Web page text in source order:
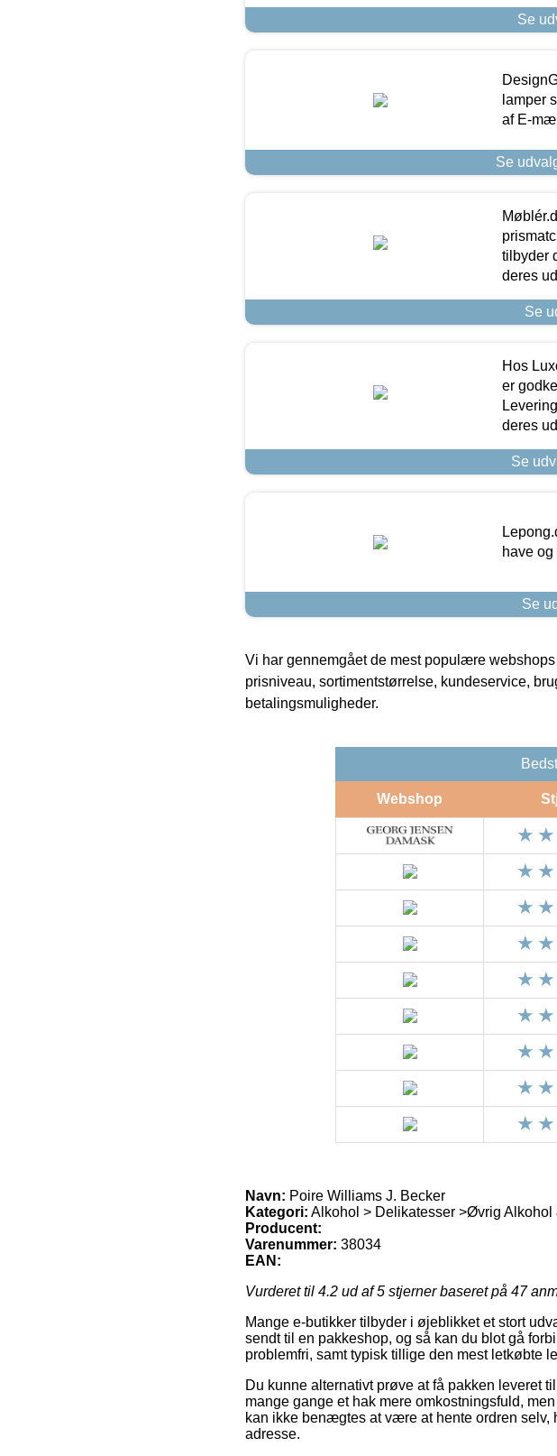
Se
lamper
af E-
Se
tilbyder
deres
Se
Hos
er
deres
Se
have
Se
Vi har gennemgået de mest populære
prisniveau, sortimentstørrelse, kundeservice,
betalingsmuligheder.
Webshop
Navn: Poire Williams J. Becker
Kategori: Alkohol > Delikatesser >Øvrig Alkohol
Producent:
Varenummer: 38034
EAN:
Vurderet til 4.2 ud af 5 stjerner baseret på 47
Mange e-butikker tilbyder i øjeblikket et stort
sendt til en pakkeshop, og så kan du blot gå
problemfri, samt typisk tillige den mest letkøbte
Du kunne alternativt prøve at få pakken leveret
mange gange et hak mere omkostningsfuld,
kan ikke benægtes at være at hente ordren
adresse.